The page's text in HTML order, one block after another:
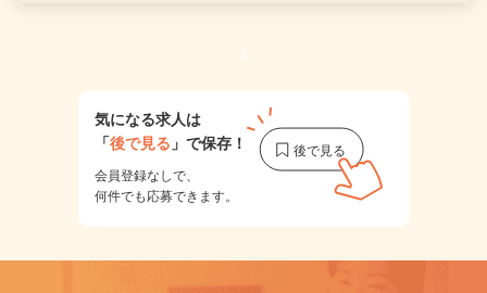
1
気になる求人は
「後で見る 」で保存！
会員登録なしで、
何件でも応募できます。